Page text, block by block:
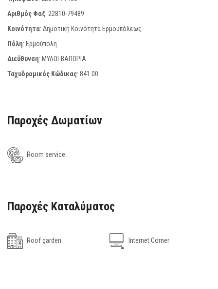
Αριθμός Φαξ: 22810-79489
Κοινότητα: Δημοτική Κοινότητα Ερμουπόλεως
Πόλη: Ερμούπολη
Διεύθυνση: ΜΥΛΟΙ-ΒΑΠΟΡΙΑ
Ταχυδρομικός Κώδικας: 841 00
Παροχές Δωματίων
Room service
Παροχές Καταλύματος
Roof garden Internet Corner